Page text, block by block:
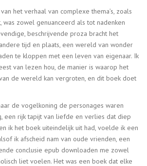
het verhaal van complexe thema’s, zoals
zowel genuanceerd als tot nadenken
beschrijvende proza bracht het
tijd en plaats, een wereld van wonder
te kloppen met een leven van eigenaar. Ik
van lezen hou, de manier is waarop het
de wereld kan vergroten, en dit boek doet
de vogelkoning de personages waren
een rijk tapijt van liefde en verlies dat diep
ik het boek uiteindelijk uit had, voelde ik een
ik afscheid nam van oude vrienden, een
conclusie epub downloaden me zowel
liet voelen. Het was een boek dat elke